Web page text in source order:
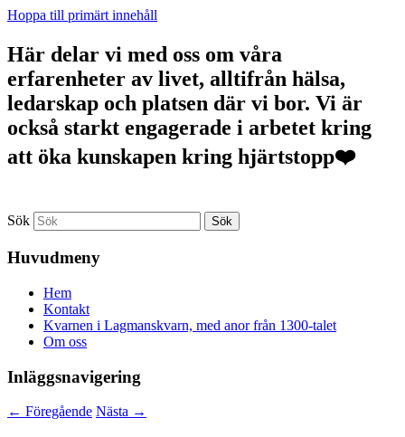
Hoppa till primärt innehåll
Här delar vi med oss om våra
erfarenheter av livet, alltifrån hälsa,
ledarskap och platsen där vi bor. Vi är
också starkt engagerade i arbetet kring
att öka kunskapen kring hjärtstopp❤️
Sök
Huvudmeny
Hem
Kontakt
Kvarnen i Lagmanskvarn, med anor från 1300-talet
Om oss
Inläggsnavigering
← Föregående Nästa →